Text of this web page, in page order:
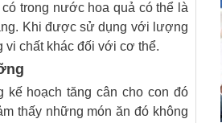
trong nước hoa quả có thể là
Khi được sử dụng với lượng
chất khác đối với cơ thể.
hoạch tăng cân cho con đó
thấy những món ăn đó không